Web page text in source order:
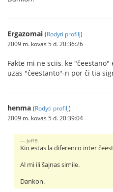
Ergazomai (Rodyti profilį)
2009 m. kovas 5 d. 20:36:26
Fakte mi ne sciis, ke
uzas "ĉeestanto"-n por ĉi tia
henma (Rodyti profilį)
2009 m. kovas 5 d. 20:39:04
JeffB:
Kio estas la diferenco inter
Al mi ili ŝajnas simile.
Dankon.